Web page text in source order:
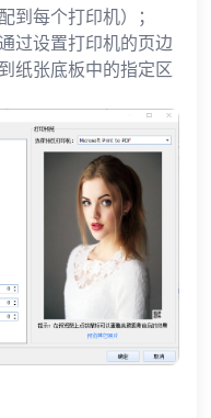
到每个打印机）；
过设置打印机的页边
纸张底板中的指定区